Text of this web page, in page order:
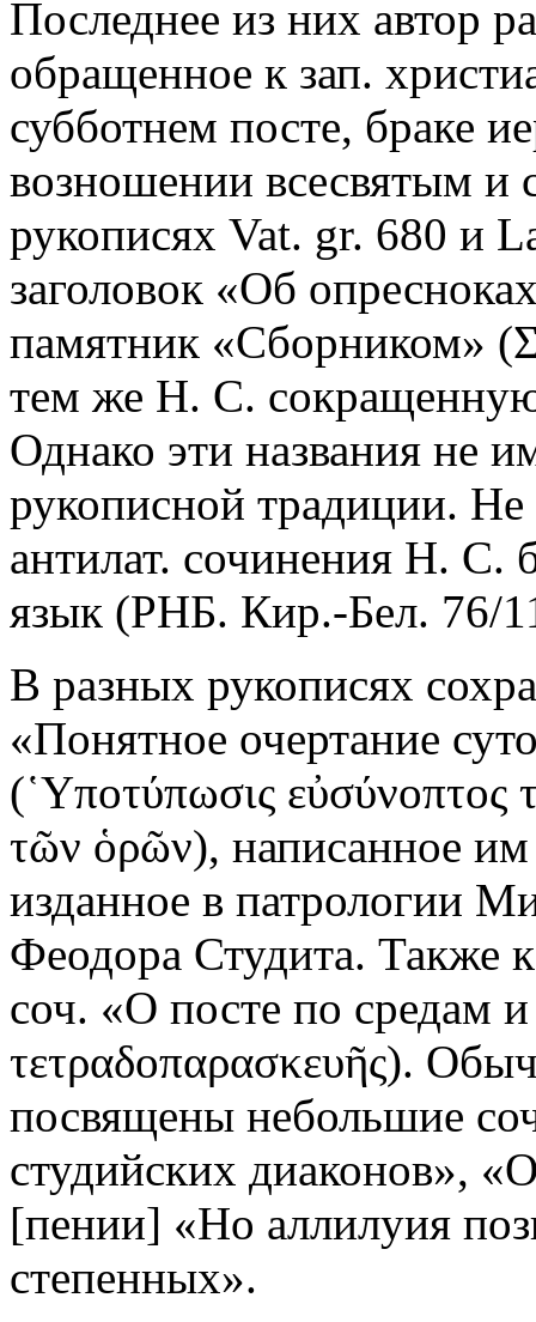
Последнее из них автор
обращенное к зап.
субботнем посте, браке
возношении всесвятым
рукописях Vat. gr. 680 и
заголовок «Об
памятник «Сборником»
тем же Н. С.
Однако эти названия не
рукописной традиции.
антилат. сочинения Н. С.
язык (РНБ. Кир.-Бел. 76/
В разных рукописях
«Понятное очертание
(῾Υποτύπωσις εὐσύνοπτος
τῶν ὁρῶν), написанное
изданное в патрологии
Феодора Студита.
соч. «О посте по средам
τετραδοπαρασκευῆς).
посвящены небольшие
студийских диаконов»,
[пении] «Но аллилуия
степенных».